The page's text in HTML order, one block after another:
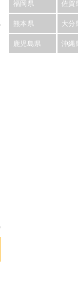
福岡県 佐賀
熊本県 大分
鹿児島県 沖縄